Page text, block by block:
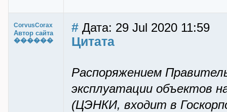
CorvusCorax
Автор сайта
������
# Дата: 29 Jul 2020 11:59
Цитата
Распоряжением
эксплуатации объектов
(ЦЭНКИ, входит в